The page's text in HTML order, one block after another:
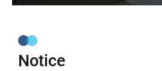
Notice